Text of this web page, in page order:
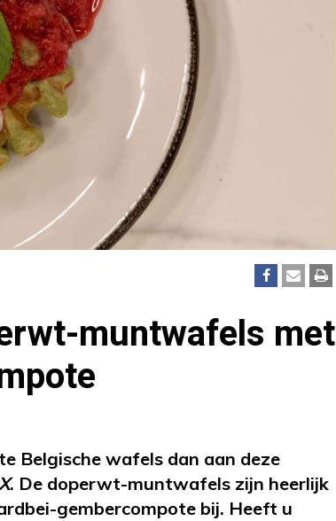
muntwafels met
Belgische wafels dan aan deze
. De doperwt-muntwafels zijn heerlijk
gembercompote bij. Heeft u